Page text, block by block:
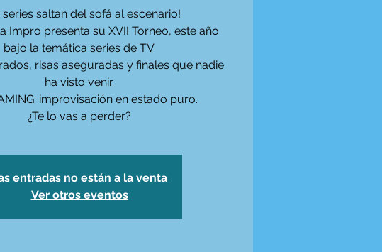
series saltan del sofá al escenario!
Impro presenta su XVII Torneo, este año
bajo la temática series de TV.
risas aseguradas y finales que nadie
ha visto venir.
improvisación en estado puro.
¿Te lo vas a perder?
entradas no están a la venta
Ver otros eventos